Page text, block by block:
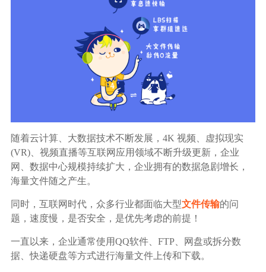
行业应用解决方案
政府机构
广告媒体
金融行业
随着云计算、大数据技术不断发展，4K 视频、虚拟现实
(VR)、视频直播等互联网应用领域不断升级更新，企业
网、数据中心规模持续扩大，企业拥有的数据急剧增长，
海量文件随之产生。
同时，互联网时代，众多行业都面临大型文件传输的问
题，速度慢，是否安全，是优先考虑的前提！
一直以来，企业通常使用QQ软件、FTP、网盘或拆分数
据、快递硬盘等方式进行海量文件上传和下载。